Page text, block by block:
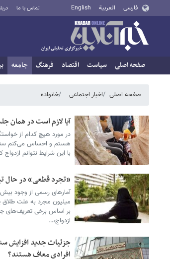
فارسی العربية English تماس با ما
صفحه اصلی سیاست اقتصاد فرهنگ جامعه
صفحه اصلی اخبار اجتماعی خانواده
آیا لازم است در همان
هستم و احساس می‌کنم سنم
با این شرایط نتوانم
«تجرد قطعی» در حال
میلیون مجرد به علت طلاق
بر اساس برخی تعریف‌های
ازدواج،…
جزئیات جدید افزایش
افرادی معاف هستند؟